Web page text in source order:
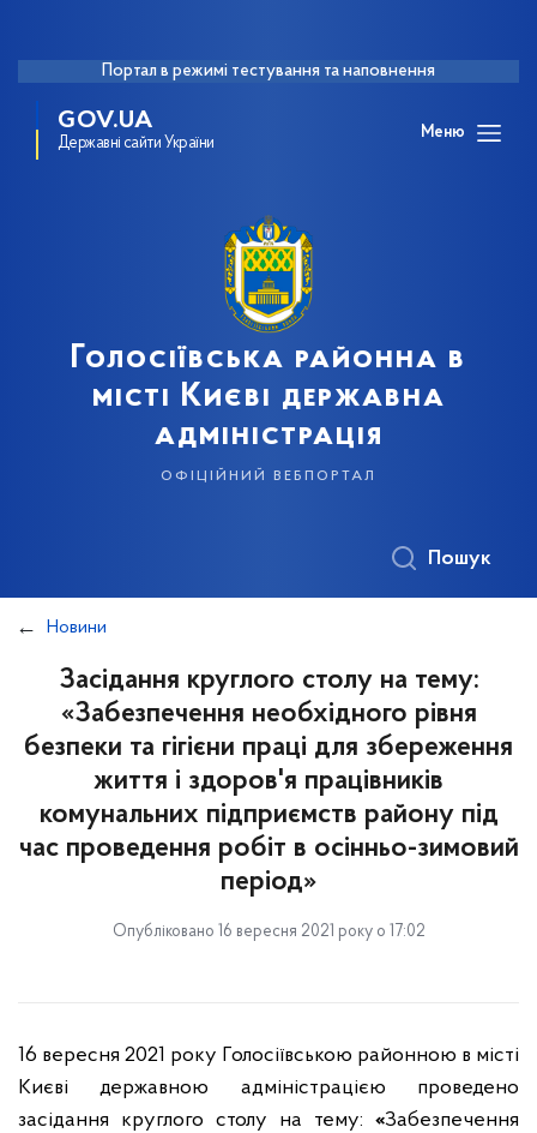
Портал в режимі тестування та наповнення
GOV.UA
Державні сайти України
Меню
Голосіївська районна в
місті Києві державна
адміністрація
офіційний вебпортал
Пошук
Новини
Засідання круглого столу на тему:
«Забезпечення необхідного рівня
безпеки та гігієни праці для збереження
життя і здоров'я працівників
комунальних підприємств району під
час проведення робіт в осінньо-зимовий
період»
Опубліковано 16 вересня 2021 року о 17:02
16 вересня 2021 року Голосіївською районною в місті
Києві державною адміністрацією проведено
засідання круглого столу на тему: «Забезпечення